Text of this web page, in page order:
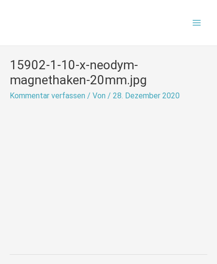
15902-1-10-x-neodym-
magnethaken-20mm.jpg
Kommentar verfassen / Von / 28. Dezember 2020